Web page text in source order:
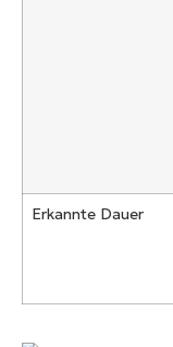
Erkannte Dauer